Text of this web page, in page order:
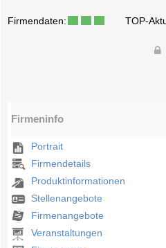
Firmendaten: TOP-
Firmeninfo
Portrait
Firmendetails
Produktinformationen
Stellenangebote
Firmenangebote
Veranstaltungen